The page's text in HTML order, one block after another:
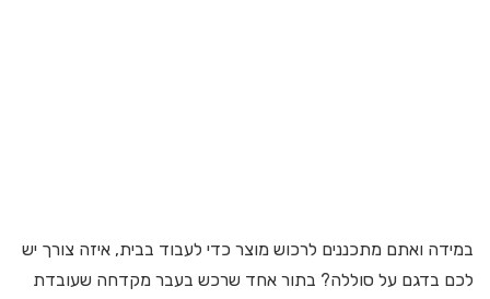
במידה ואתם מתכננים לרכוש מוצר כדי לעבוד בבית, איזה צורך יש
לכם בדגם על סוללה? בתור אחד שרכש בעבר מקדחה שעובדת